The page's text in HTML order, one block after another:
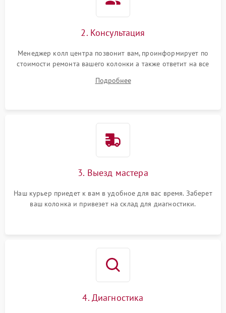
2. Консультация
Менеджер колл центра позвонит вам, проинформирует по
стоимости ремонта вашего колонки а также ответит на все
Подробнее
3. Выезд мастера
Наш курьер приедет к вам в удобное для вас время. Заберет
ваш колонка и привезет на склад для диагностики.
4. Диагностика